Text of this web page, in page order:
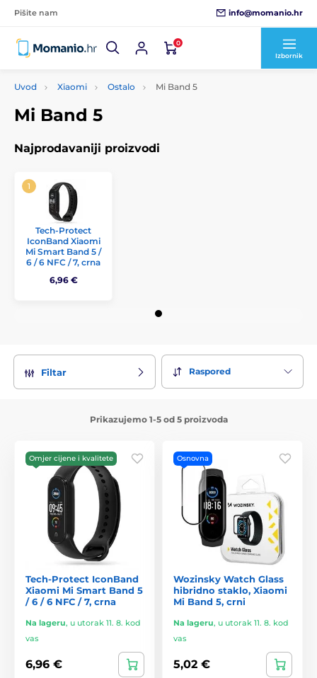
Pišite nam info@momanio.hr
0
Izbornik
Uvod Xiaomi Ostalo Mi Band 5
Mi Band 5
Najprodavaniji proizvodi
Tech-Protect
IconBand Xiaomi
Mi Smart Band 5 /
6 / 6 NFC / 7, crna
6,96 €
Filtar Raspored
Prikazujemo 1-5 od 5 proizvoda
Omjer cijene i kvalitete
Tech-Protect IconBand
Xiaomi Mi Smart Band 5
/ 6 / 6 NFC / 7, crna
Na lageru, u utorak 11. 8. kod
vas
6,96 €
Osnovna
Wozinsky Watch Glass
hibridno staklo, Xiaomi
Mi Band 5, crni
Na lageru, u utorak 11. 8. kod
vas
5,02 €